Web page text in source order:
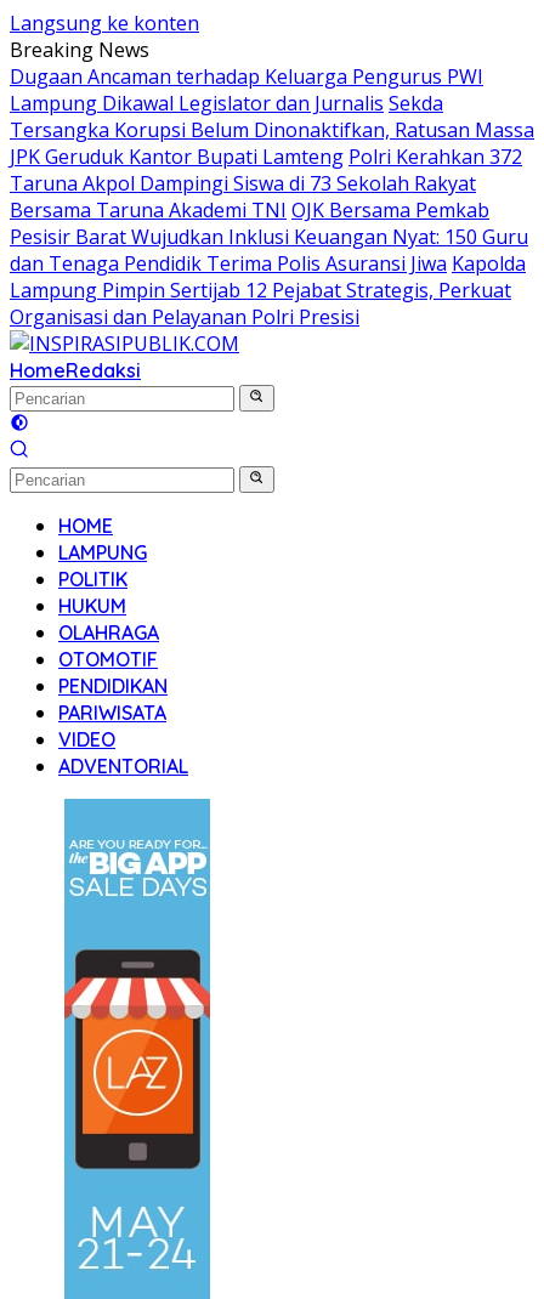
Langsung ke konten
Breaking News
Dugaan Ancaman terhadap Keluarga Pengurus PWI
Lampung Dikawal Legislator dan Jurnalis Sekda
Tersangka Korupsi Belum Dinonaktifkan, Ratusan Massa
JPK Geruduk Kantor Bupati Lamteng Polri Kerahkan 372
Taruna Akpol Dampingi Siswa di 73 Sekolah Rakyat
Bersama Taruna Akademi TNI OJK Bersama Pemkab
Pesisir Barat Wujudkan Inklusi Keuangan Nyat: 150 Guru
dan Tenaga Pendidik Terima Polis Asuransi Jiwa Kapolda
Lampung Pimpin Sertijab 12 Pejabat Strategis, Perkuat
Organisasi dan Pelayanan Polri Presisi
HomeRedaksi
HOME
LAMPUNG
POLITIK
HUKUM
OLAHRAGA
OTOMOTIF
PENDIDIKAN
PARIWISATA
VIDEO
ADVENTORIAL